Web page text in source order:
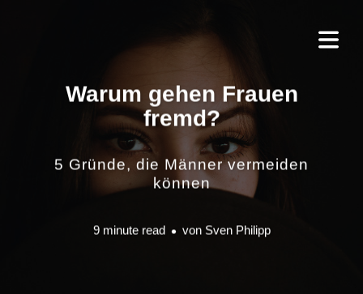
Warum gehen Frauen
fremd?
5 Gründe, die Männer vermeiden
können
9 minute read von Sven Philipp